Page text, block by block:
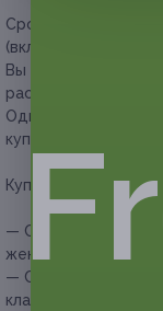
Срок действия
(включительно).
Вы можете
распечатанном виде.
Один человек
купонов для себя
Купон действует
— Скидка 60% на
женщин (440 руб.
— Скидка 62% на
классического